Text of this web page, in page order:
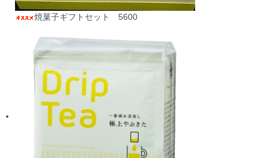
焼菓子ギフトセット 5600